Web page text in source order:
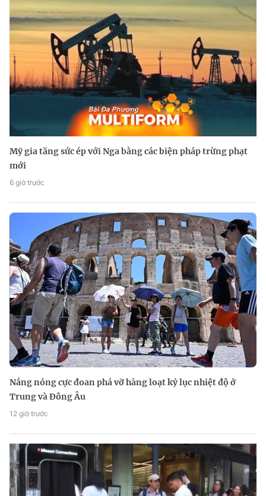
Mỹ gia tăng sức ép với Nga bằng các biện pháp trừng phạt
mới
6 giờ trước
Nắng nóng cực đoan phá vỡ hàng loạt kỷ lục nhiệt độ ở
Trung và Đông Âu
12 giờ trước